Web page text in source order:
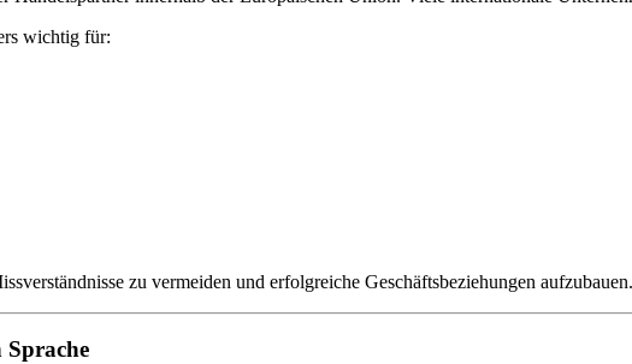
wichtig für:
zu vermeiden und erfolgreiche Geschäftsbeziehungen aufzubauen.
Sprache